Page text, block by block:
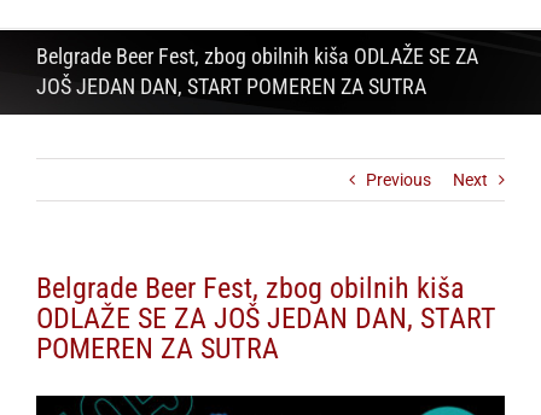
Belgrade Beer Fest, zbog obilnih kiša ODLAŽE SE ZA
JOŠ JEDAN DAN, START POMEREN ZA SUTRA
Previous Next
Belgrade Beer Fest, zbog obilnih kiša
ODLAŽE SE ZA JOŠ JEDAN DAN, START
POMEREN ZA SUTRA